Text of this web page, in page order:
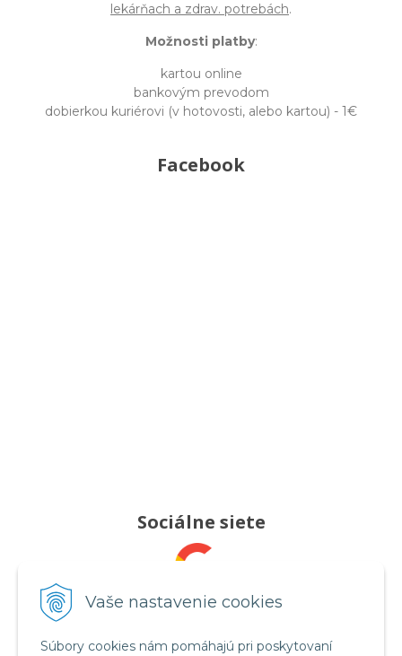
Vaše nastavenie cookies
Súbory cookies nám pomáhajú pri poskytovaní
lekárňach a zdrav. potrebách.
Možnosti platby:
kartou online
bankovým prevodom
dobierkou kuriérovi (v hotovosti, alebo kartou) - 1€
Facebook
Sociálne siete
Pridajte nám recenziu